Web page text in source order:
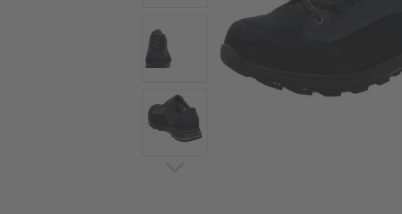
Jagdschuhe
Jagdschuhe für Damen
Winterjagd und
Gummistiefel
Zwiegenähte Jagdschuhe
Socken und Strümpfe -
Sandalen Komfort
Slipper Komfort
Stiefeletten Komfort